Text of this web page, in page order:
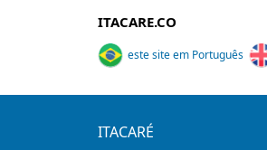
ITACARE.CO
este site em Português
ITACARÉ